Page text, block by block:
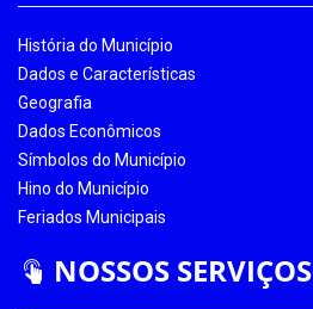
História do Município
Dados e Características
Geografia
Dados Econômicos
Símbolos do Município
Hino do Município
Feriados Municipais
NOSSOS SERVIÇOS